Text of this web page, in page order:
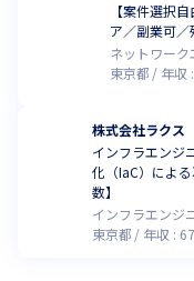
【案件選択
ア／副業可
ネットワーク
東京都
年収 :
株式会社ラクス
インフラエンジ
化（IaC）によ
数】
インフラエンジ
東京都
年収 :